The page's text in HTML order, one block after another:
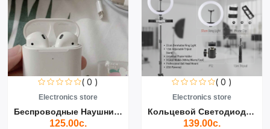
( 0 )
Electronics store
Беспроводные Наушники Air...
125.00с.
( 0 )
Electronics store
Кольцевой Светодиодный Св...
139.00с.